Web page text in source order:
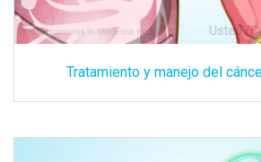
Tratamiento y manejo del